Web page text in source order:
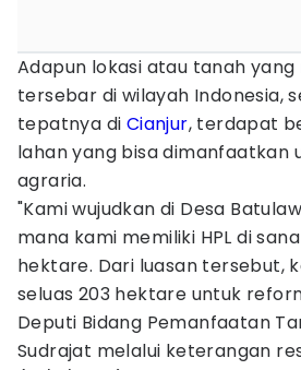
Adapun lokasi atau tanah yang
tersebar di wilayah Indonesia,
tepatnya di Cianjur, terdapat
lahan yang bisa dimanfaatkan
agraria.
"Kami wujudkan di Desa
mana kami memiliki HPL di
hektare. Dari luasan tersebut,
seluas 203 hektare untuk
Deputi Bidang Pemanfaatan
Sudrajat melalui keterangan